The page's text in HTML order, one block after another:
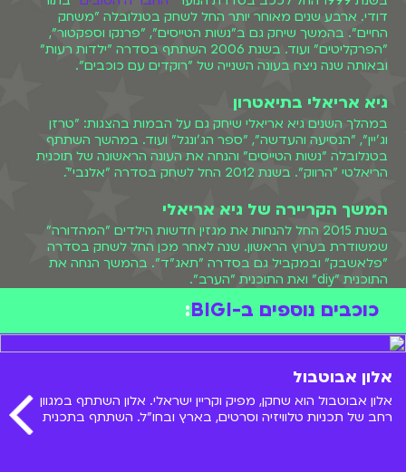
דודי. ארבע שנים מאוחר יותר החל לשחק בטנלובלה "משחק
החיים". בהמשך שיחק גם ב"נשות הטייסים", "פרנקו וספקטור",
"הפרקליטים" ועוד. בשנת 2006 השתתף בסדרה "ילדות רעות"
ובאותה שנה ניצח בעונה השנייה של "רוקדים עם כוכבים".
גיא אריאלי בתיאטרון
במהלך השנים גיא אריאלי שיחק גם על הבמות בהצגות: "טרזן
וג'יין", "הנסיעה והעדשה", "ספר הג'ונגל" ועוד. במהשך השתתף
בטנלובלה "נשות הטייסים" והנחה את העונה הראשונה של תוכנית
הריאלטי "הרווק". בשנת 2012 החל לשחק בסדרה "אלנבי".ֿ
המשך הקריירה של גיא אריאלי
בשנת 2015 החל להנחות את מגזין חדשות הילדים "המהדורה"
שמשודרת בערוץ הראשון. שנה לאחר מכן החל לשחק בסדרה
"פלאשבק" ובמקביל גם בסדרה "תאג"ד". בהמשך הנחה את
התוכנית "diy" ואת התוכנית "הערב".
כוכבים נוספים ב-BIGI :
אלון אבוטבול
אלון אבוטבול הוא שחקן, מפיק וקריין ישראלי. אלון השתתף במגוון
רחב של תכניות טלוויזיה וסרטים, בארץ ובחו"ל. השתתף בתכנית
"אלכס בעד ונגד" ששודרה בערוץ הילדים. בואו להכיר אותו מקרוב!